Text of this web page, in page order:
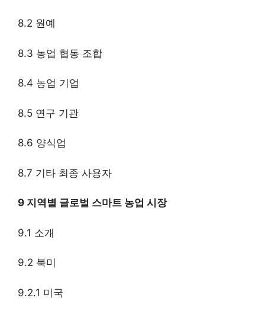
8.2 원예
8.3 농업 협동 조합
8.4 농업 기업
8.5 연구 기관
8.6 양식업
8.7 기타 최종 사용자
9 지역별 글로벌 스마트 농업 시장
9.1 소개
9.2 북미
9.2.1 미국